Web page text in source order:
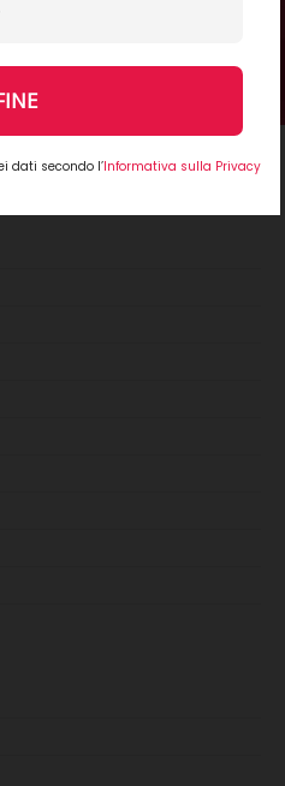
dati secondo l’Informativa sulla Privacy